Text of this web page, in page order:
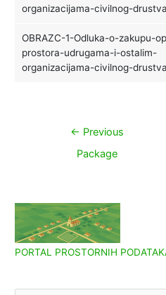
organizacijama-civilnog-
OBRAZC-1-Odluka-o-zakupu-
prostora-udrugama-i-ostalim-
organizacijama-civilnog-
Navigacija
← Previous
Package
PORTAL PROSTORNIH